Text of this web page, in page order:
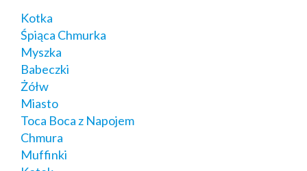
Kotka
Śpiąca Chmurka
Myszka
Babeczki
Żółw
Miasto
Toca Boca z Napojem
Chmura
Muffinki